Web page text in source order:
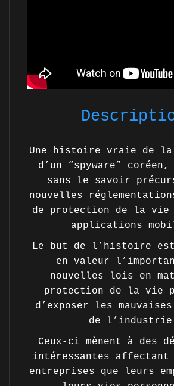
Une histoire vraie de la
d’un “spyware”
sans le savoir
nouvelles
de protection de la vie
applications
Le but de l’histoire
en valeur
nouvelles lois en
protection de la vie
d’exposer les
de
Ceux-ci mènent à des
intéressantes affectant
entreprises que leurs